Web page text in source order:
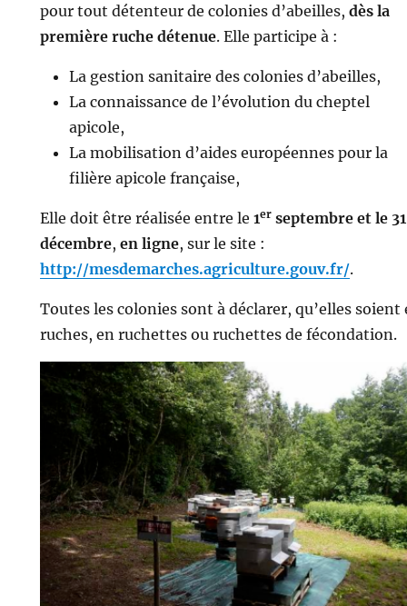
pour tout détenteur de colonies d’abeilles, dès la
première ruche détenue. Elle participe à :
La gestion sanitaire des colonies d’abeilles,
La connaissance de l’évolution du cheptel
apicole,
La mobilisation d’aides européennes pour la
filière apicole française,
Elle doit être réalisée entre le 1erseptembre et le 31
décembre, en ligne, sur le site :
http://mesdemarches.agriculture.gouv.fr/.
Toutes les colonies sont à déclarer, qu’elles soient
ruches, en ruchettes ou ruchettes de fécondation.